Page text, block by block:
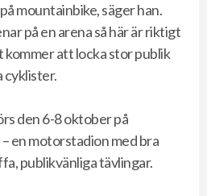
mountainbike, säger han.
på en arena så här är riktigt
att locka stor publik
cyklister.
den 6-8 oktober på
en motorstadion med bra
publikvänliga tävlingar.